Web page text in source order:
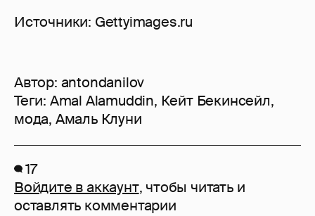
Источники: Gettyimages.ru
Автор: antondanilov
Теги: Amal Alamuddin, Кейт Бекинсейл,
мода, Амаль Клуни
17
Войдите в аккаунт, чтобы читать и
оставлять комментарии